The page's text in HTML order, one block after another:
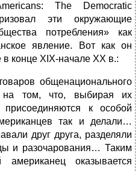
The Democratic
эти окружающие
потребления» как
явление. Вот как он
конце XIX‑начале XX в.:
общенационального
на том, что, выбирая их
присоединяются к особой
так и делали…
друг друга, разделяли
и разочарования… Таким
американец оказывается